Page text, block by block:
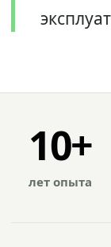
10+
лет опыта